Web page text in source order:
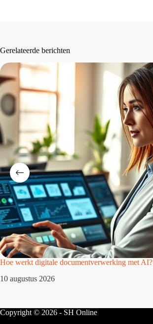
Gerelateerde berichten
Hoe werkt digitale documentverwerking met AI?
10 augustus 2026
Copyright © 2026 - SH Online